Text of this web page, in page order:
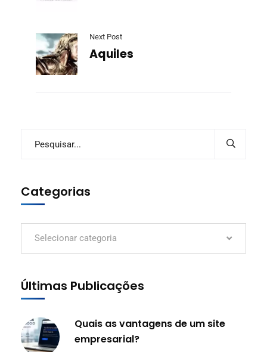
Next Post
Aquiles
Categorias
Selecionar categoria
Últimas Publicações
Quais as vantagens de um site
empresarial?